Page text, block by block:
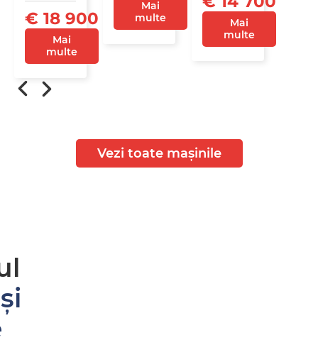
€ 18 900
Mai
multe
Mai
multe
Mai
multe
Vezi toate mașinile